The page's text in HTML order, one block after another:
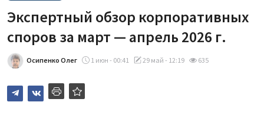
Статьи
Авторы
Экспертный обзор корпоративных
споров за март — апрель 2026 г.
Осипенко Олег 1 июн - 00:41 29 май - 12:19 635